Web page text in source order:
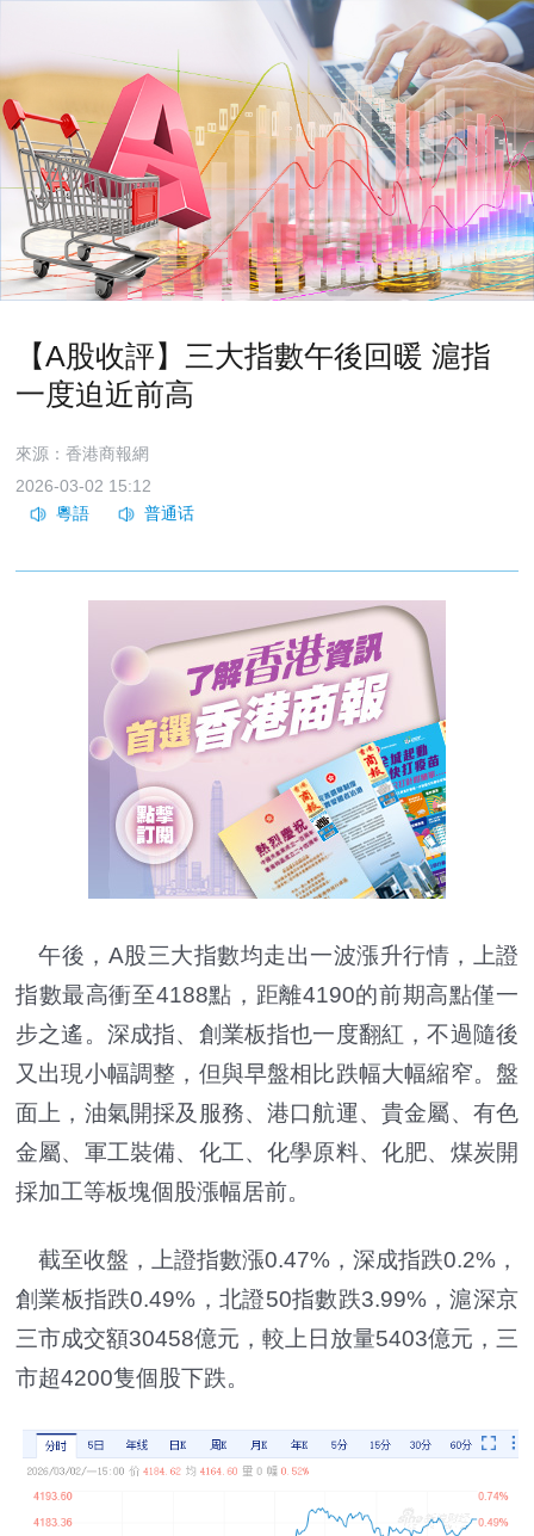
【A股收評】三大指數午後回暖 滬指
一度迫近前高
來源：香港商報網
2026-03-02 15:12
午後，A股三大指數均走出一波漲升行情，上證
指數最高衝至4188點，距離4190的前期高點僅一
步之遙。深成指、創業板指也一度翻紅，不過隨後
又出現小幅調整，但與早盤相比跌幅大幅縮窄。盤
面上，油氣開採及服務、港口航運、貴金屬、有色
金屬、軍工裝備、化工、化學原料、化肥、煤炭開
採加工等板塊個股漲幅居前。
截至收盤，上證指數漲0.47%，深成指跌0.2%，
創業板指跌0.49%，北證50指數跌3.99%，滬深京
三市成交額30458億元，較上日放量5403億元，三
市超4200隻個股下跌。